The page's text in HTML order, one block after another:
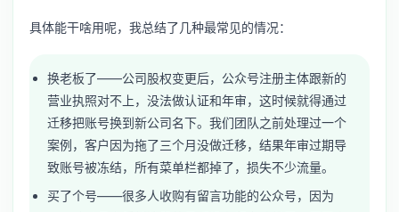
具体能干啥用呢，我总结了几种最常见的情况：
换老板了——公司股权变更后，公众号注册主体跟新的
营业执照对不上，没法做认证和年审，这时候就得通过
迁移把账号换到新公司名下。我们团队之前处理过一个
案例，客户因为拖了三个月没做迁移，结果年审过期导
致账号被冻结，所有菜单栏都掉了，损失不少流量。
买了个号——很多人收购有留言功能的公众号，因为